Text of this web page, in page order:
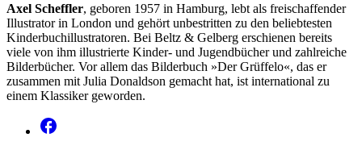
Axel Scheffler, geboren 1957 in Hamburg, lebt als freischaffender
Illustrator in London und gehört unbestritten zu den beliebtesten
Kinderbuchillustratoren. Bei Beltz & Gelberg erschienen bereits
viele von ihm illustrierte Kinder- und Jugendbücher und zahlreiche
Bilderbücher. Vor allem das Bilderbuch »Der Grüffelo«, das er
zusammen mit Julia Donaldson gemacht hat, ist international zu
einem Klassiker geworden.